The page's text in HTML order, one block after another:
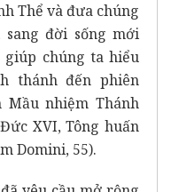
Thể và đưa chúng
đời sống mới
giúp chúng ta hiểu
thánh đến phiên
nhiệm Thánh
XVI, Tông huấn
Domini, 55).